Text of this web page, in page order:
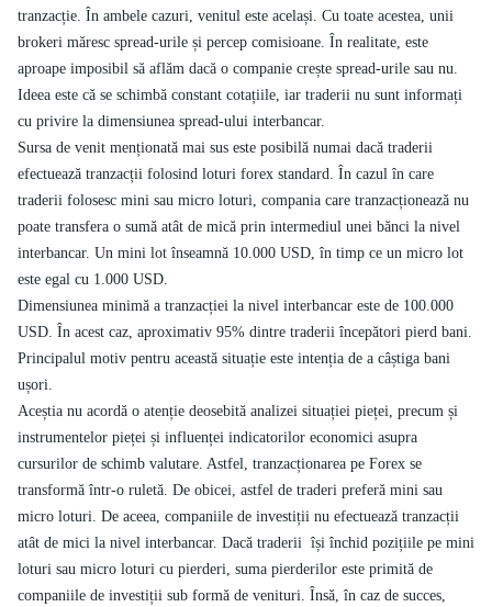
tranzacție. În ambele cazuri, venitul este același. Cu toate acestea, unii
brokeri măresc spread-urile și percep comisioane. În realitate, este
aproape imposibil să aflăm dacă o companie crește spread-urile sau nu.
Ideea este că se schimbă constant cotațiile, iar traderii nu sunt informați
cu privire la dimensiunea spread-ului interbancar.
Sursa de venit menționată mai sus este posibilă numai dacă traderii
efectuează tranzacții folosind loturi forex standard. În cazul în care
traderii folosesc mini sau micro loturi, compania care tranzacționează nu
poate transfera o sumă atât de mică prin intermediul unei bănci la nivel
interbancar. Un mini lot înseamnă 10.000 USD, în timp ce un micro lot
este egal cu 1.000 USD.
Dimensiunea minimă a tranzacției la nivel interbancar este de 100.000
USD. În acest caz, aproximativ 95% dintre traderii începători pierd bani.
Principalul motiv pentru această situație este intenția de a câștiga bani
ușori.
Aceștia nu acordă o atenție deosebită analizei situației pieței, precum și
instrumentelor pieței și influenței indicatorilor economici asupra
cursurilor de schimb valutare. Astfel, tranzacționarea pe Forex se
transformă într-o ruletă. De obicei, astfel de traderi preferă mini sau
micro loturi. De aceea, companiile de investiții nu efectuează tranzacții
atât de mici la nivel interbancar. Dacă traderii își închid pozițiile pe mini
loturi sau micro loturi cu pierderi, suma pierderilor este primită de
companiile de investiții sub formă de venituri. Însă, în caz de succes,